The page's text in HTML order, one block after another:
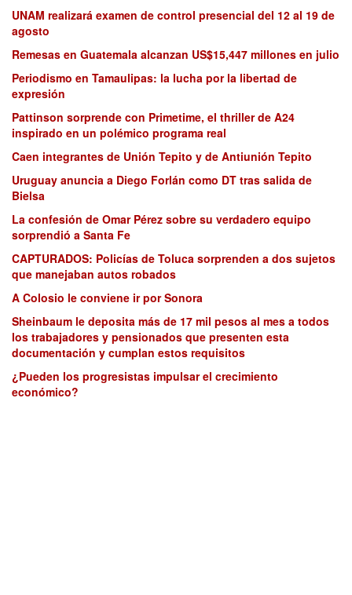
UNAM realizará examen de control presencial del 12 al 19 de
agosto
Remesas en Guatemala alcanzan US$15,447 millones en julio
Periodismo en Tamaulipas: la lucha por la libertad de
expresión
Pattinson sorprende con Primetime, el thriller de A24
inspirado en un polémico programa real
Caen integrantes de Unión Tepito y de Antiunión Tepito
Uruguay anuncia a Diego Forlán como DT tras salida de
Bielsa
La confesión de Omar Pérez sobre su verdadero equipo
sorprendió a Santa Fe
CAPTURADOS: Policías de Toluca sorprenden a dos sujetos
que manejaban autos robados
A Colosio le conviene ir por Sonora
Sheinbaum le deposita más de 17 mil pesos al mes a todos
los trabajadores y pensionados que presenten esta
documentación y cumplan estos requisitos
¿Pueden los progresistas impulsar el crecimiento
económico?